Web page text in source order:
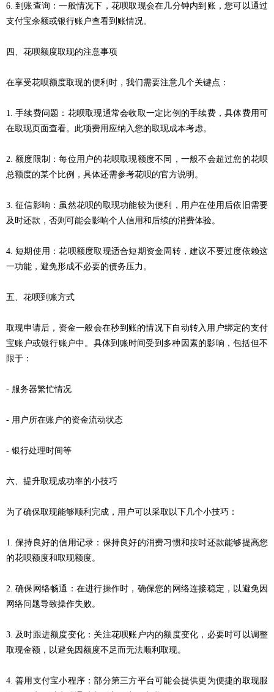
6. 到账查询：一般情况下，花呗取现会在几分钟内到账，您可以通过
支付宝余额或银行账户查看到账情况。
四、花呗额度取现的注意事项
在享受花呗额度取现的便利时，我们需要注意几个关键点：
1. 手续费问题：花呗取现通常会收取一定比例的手续费，具体费用可
在取现页面查看。此项费用应纳入您的取现成本考虑。
2. 额度限制：每位用户的花呗取现额度不同，一般不会超过您的花呗
总额度的某个比例，具体还需参考花呗的官方说明。
3. 征信影响：虽然花呗的取现功能较为便利，用户在使用后依旧需要
及时还款，否则可能会影响个人信用和后续的消费体验。
4. 短期使用：花呗额度取现适合短期资金周转，建议不要过度依赖这
一功能，避免形成不必要的债务压力。
五、花呗到账方式
取现申请后，资金一般会在秒到账的情况下自动转入用户绑定的支付
宝账户或银行账户中。具体到账时间受到多种因素的影响，包括但不
限于：
- 服务器繁忙情况
- 用户所在账户的资金流动状态
- 银行处理时间等
六、提升取现成功率的小技巧
为了确保取现能够顺利完成，用户可以采取以下几个小技巧：
1. 保持良好的信用记录：保持良好的消费习惯和按时还款能够提高您
的花呗额度和取现额度。
2. 确保网络畅通：在进行操作时，确保您的网络连接稳定，以避免因
网络问题导致操作失败。
3. 及时跟进额度变化：关注花呗账户内的额度变化，必要时可以调整
取现金额，以避免因额度不足而无法顺利取现。
4. 善用支付宝小程序：部分第三方平台可能会提供更为便捷的取现服